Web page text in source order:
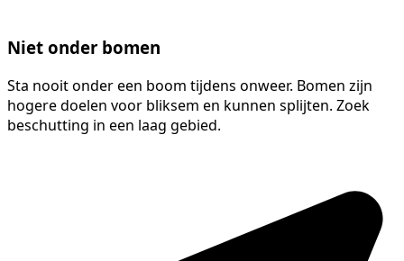
Niet onder bomen
Sta nooit onder een boom tijdens onweer. Bomen zijn
hogere doelen voor bliksem en kunnen splijten. Zoek
beschutting in een laag gebied.